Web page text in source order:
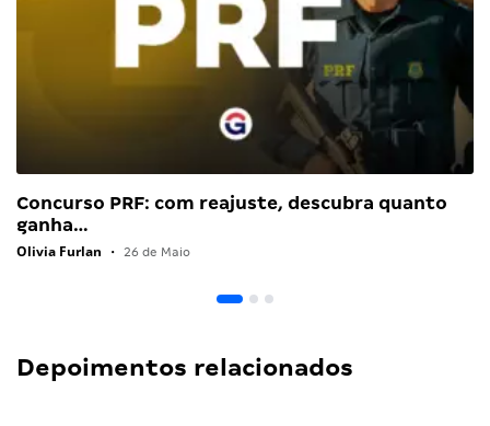
Concurso PRF: com reajuste, descubra quanto
ganha…
Olivia Furlan • 26 de Maio
Depoimentos relacionados